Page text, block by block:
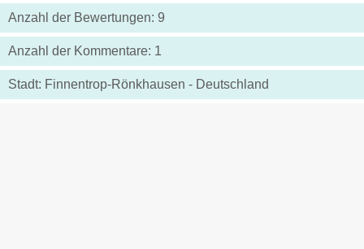
Anzahl der Bewertungen: 9
Anzahl der Kommentare: 1
Stadt: Finnentrop-Rönkhausen - Deutschland